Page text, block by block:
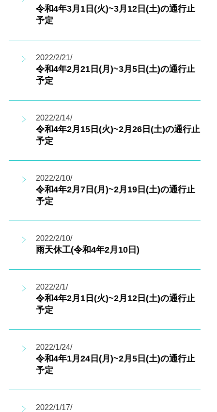
令和4年3月1日(火)~3月12日(土)の通行止
予定
2022/2/21/
令和4年2月21日(月)~3月5日(土)の通行止
予定
2022/2/14/
令和4年2月15日(火)~2月26日(土)の通行止
予定
2022/2/10/
令和4年2月7日(月)~2月19日(土)の通行止
予定
2022/2/10/
雨天休工(令和4年2月10日)
2022/2/1/
令和4年2月1日(火)~2月12日(土)の通行止
予定
2022/1/24/
令和4年1月24日(月)~2月5日(土)の通行止
予定
2022/1/17/